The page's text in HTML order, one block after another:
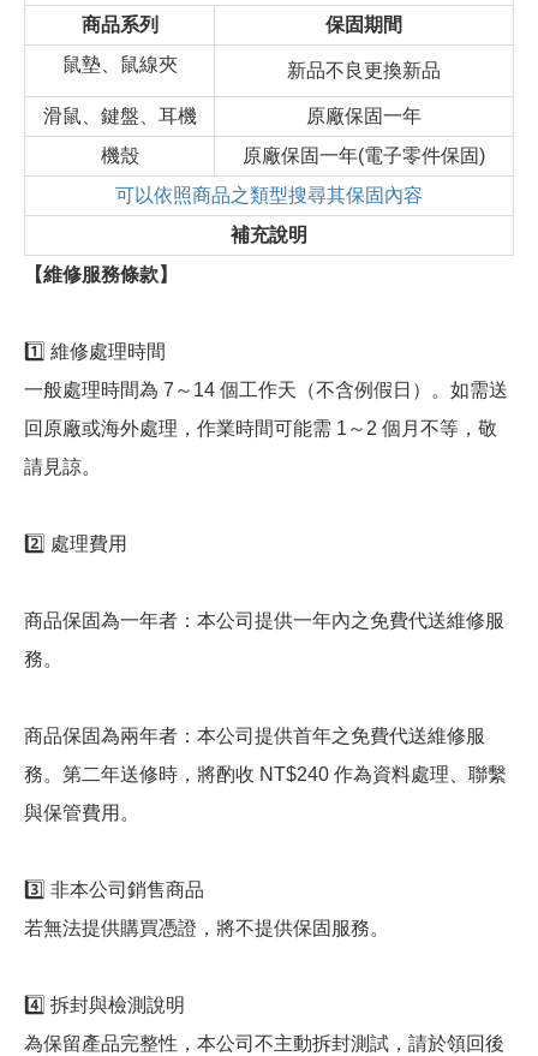
商品系列
保固期間
鼠墊、鼠線夾
新品不良更換新品
滑鼠、鍵盤、耳機
原廠保固一年
機殼
原廠保固一年(電子零件保固)
可以依照商品之類型搜尋其保固內容
補充說明
【維修服務條款】
1️⃣ 維修處理時間
一般處理時間為 7～14 個工作天（不含例假日）。如需送
回原廠或海外處理，作業時間可能需 1～2 個月不等，敬
請見諒。
2️⃣ 處理費用
商品保固為一年者：本公司提供一年內之免費代送維修服
務。
商品保固為兩年者：本公司提供首年之免費代送維修服
務。第二年送修時，將酌收 NT$240 作為資料處理、聯繫
與保管費用。
3️⃣ 非本公司銷售商品
若無法提供購買憑證，將不提供保固服務。
4️⃣ 拆封與檢測說明
為保留產品完整性，本公司不主動拆封測試，請於領回後